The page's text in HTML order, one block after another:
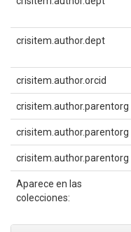
crisitem.author.dept
crisitem.author.orcid
crisitem.author.parentorg
crisitem.author.parentorg
crisitem.author.parentorg
Aparece en las
colecciones: